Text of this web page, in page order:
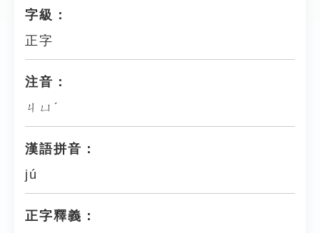
字級：
正字
注音：
ㄐㄩˊ
漢語拼音：
jú
正字釋義：